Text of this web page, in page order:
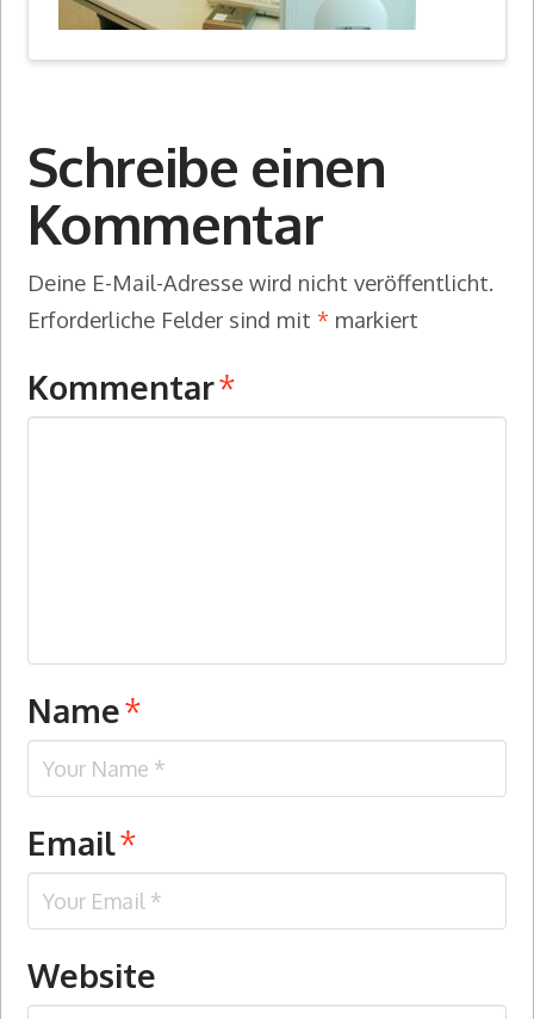
Schreibe einen
Kommentar
Deine E-Mail-Adresse wird nicht veröffentlicht.
Erforderliche Felder sind mit * markiert
Kommentar*
Name*
Email*
Website